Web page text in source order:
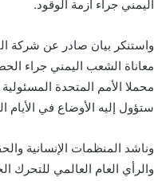
اليمني جراء أزمة الوقود.
واستنكر بيان صادر عن شركة
معاناة الشعب اليمني جراء
محملا الأمم المتحدة
ستؤول إليه الأوضاع في الأيام
وناشد المنظمات الإنسانية
والرأي العام العالمي للتحرك